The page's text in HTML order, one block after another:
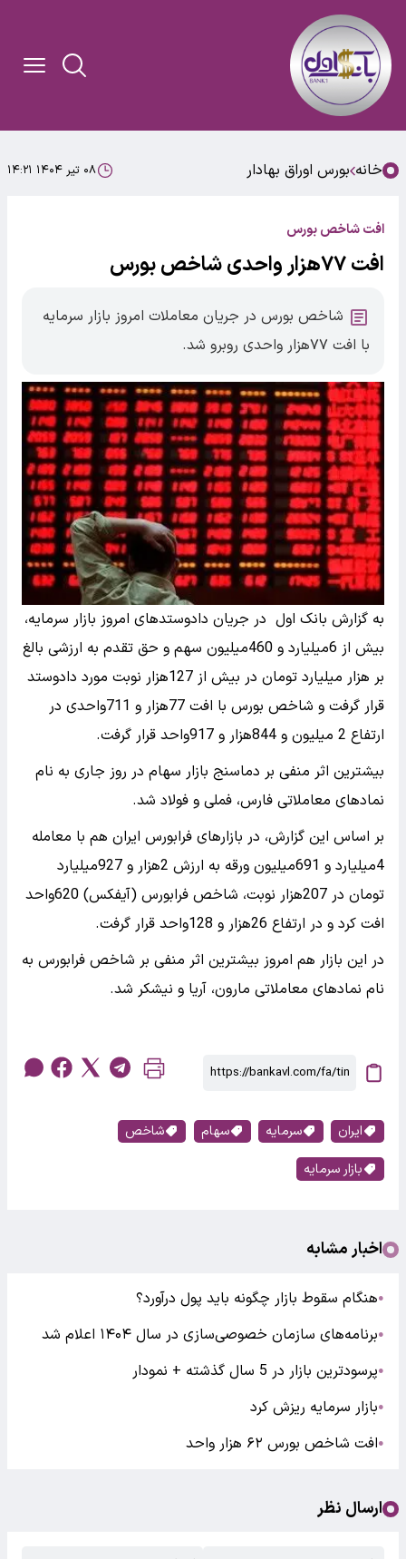
خانه بورس اوراق بهادار ۰۸ تیر ۱۴۰۴ ۱۴:۲۱
افت شاخص بورس
افت ۷۷هزار واحدی شاخص بورس
شاخص بورس در جریان معاملات امروز بازار سرمایه
با افت ۷۷هزار واحدی روبرو شد.
به گزارش بانک اول در جریان دادوستدهای امروز بازار سرمایه،
بیش از 6میلیارد و 460میلیون سهم و حق تقدم به ارزشی بالغ
بر هزار میلیارد تومان در بیش از 127هزار نوبت مورد دادوستد
قرار گرفت و شاخص بورس با افت 77هزار و 711واحدی در
ارتفاع 2 میلیون و 844هزار و 917واحد قرار گرفت.
بیشترین اثر منفی بر دماسنج بازار سهام در روز جاری به نام
نمادهای معاملاتی فارس، فملی و فولاد شد.
بر اساس این گزارش، در بازارهای فرابورس ایران هم با معامله
4میلیارد و 691میلیون ورقه به ارزش 2هزار و 927میلیارد
تومان در 207هزار نوبت، شاخص فرابورس (آیفکس) 620واحد
افت کرد و در ارتفاع 26هزار و 128واحد قرار گرفت.
در این بازار هم امروز بیشترین اثر منفی بر شاخص فرابورس به
نام نمادهای معاملاتی مارون، آریا و نیشکر شد.
ایران سرمایه سهام
شاخص
بازار سرمایه
اخبار مشابه
●هنگام سقوط بازار چگونه باید پول درآورد؟
●برنامه‌های سازمان خصوصی‌سازی در سال ۱۴۰۴ اعلام شد
●پرسودترین بازار در 5 سال گذشته + نمودار
●بازار سرمایه ریزش کرد
●افت شاخص بورس ۶۲ هزار واحد
ارسال نظر